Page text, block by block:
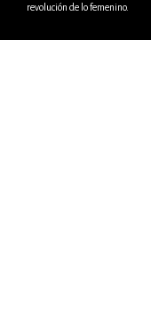
revolución de lo femenino.